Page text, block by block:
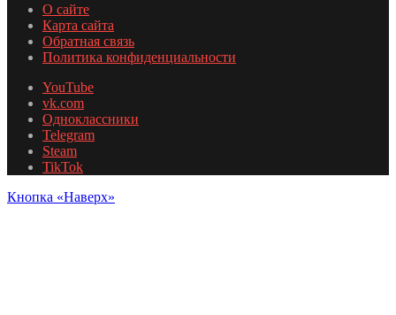
О сайте
Карта сайта
Обратная связь
Политика конфиденциальности
YouTube
vk.com
Одноклассники
Telegram
Steam
TikTok
Кнопка «Наверх»